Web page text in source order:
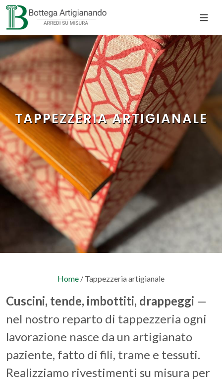
TAPPEZZERIA ARTIGIANALE
Home / Tappezzeria artigianale
Cuscini, tende, imbottiti, drappeggi —
nel nostro reparto di tappezzeria ogni
lavorazione nasce da un artigianato
paziente, fatto di fili, trame e tessuti.
Realizziamo rivestimenti su misura per